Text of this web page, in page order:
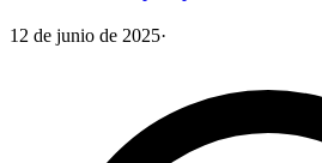
12 de junio de 2025·